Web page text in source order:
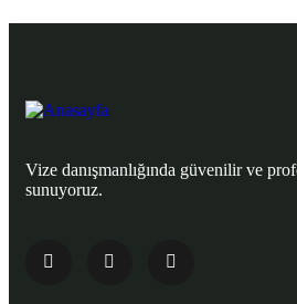
Vize danışmanlığında güvenilir ve
sunuyoruz.